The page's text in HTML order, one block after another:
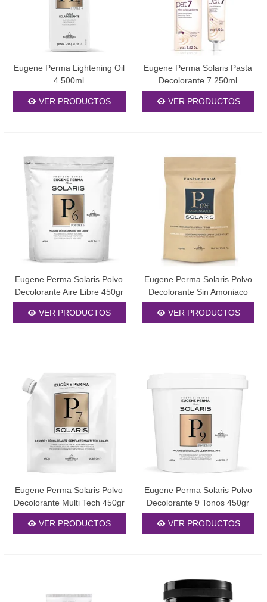
Eugene Perma Lightening Oil
4 500ml
VER PRODUCTOS
Eugene Perma Solaris Pasta
Decolorante 7 250ml
VER PRODUCTOS
Eugene Perma Solaris Polvo
Decolorante Aire Libre 450gr
VER PRODUCTOS
Eugene Perma Solaris Polvo
Decolorante Sin Amoniaco
450gr
VER PRODUCTOS
Eugene Perma Solaris Polvo
Decolorante Multi Tech 450gr
VER PRODUCTOS
Eugene Perma Solaris Polvo
Decolorante 9 Tonos 450gr
VER PRODUCTOS